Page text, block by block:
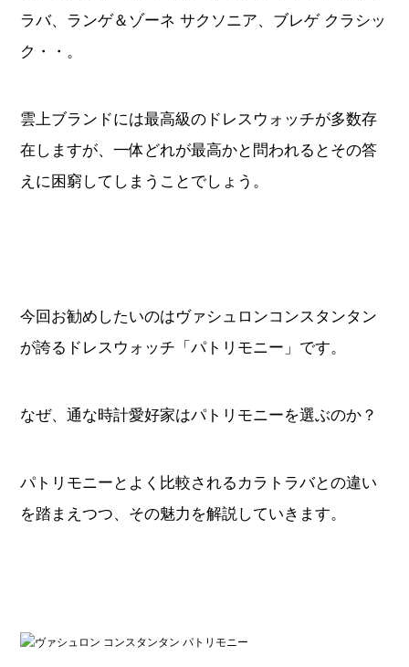
カルティエ
フランクミュラー IWC
新着記事
腕時計入門ガイド
人気ランキング
ラバ、ランゲ＆ゾーネ サクソニア、ブレゲ クラシッ
ク・・。
雲上ブランドには最高級のドレスウォッチが多数存
在しますが、一体どれが最高かと問われるとその答
えに困窮してしまうことでしょう。
今回お勧めしたいのはヴァシュロンコンスタンタン
が誇るドレスウォッチ「パトリモニー」です。
なぜ、通な時計愛好家はパトリモニーを選ぶのか？
パトリモニーとよく比較されるカラトラバとの違い
を踏まえつつ、その魅力を解説していきます。